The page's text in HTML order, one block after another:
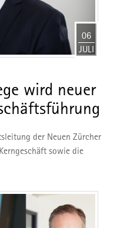
06
JULI
wird neuer
der Neuen Zürcher
sowie die